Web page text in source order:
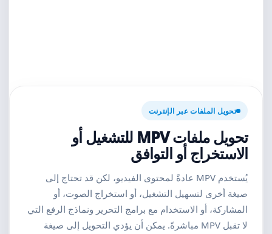
تحويل الملفات عبر الإنترنت
تحويل ملفات MPV للتشغيل أو
الاستخراج أو التوافق
يُستخدم MPV عادةً لمحتوى الفيديو، لكن قد تحتاج إلى
صيغة أخرى لتسهيل التشغيل، أو استخراج الصوت، أو
المشاركة، أو الاستخدام مع برامج التحرير ونماذج الرفع التي
لا تقبل MPV مباشرةً. يمكن أن يؤدي التحويل إلى صيغة